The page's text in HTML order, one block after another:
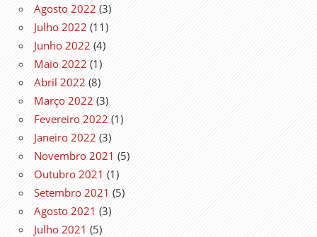
Agosto 2022 (3)
Julho 2022 (11)
Junho 2022 (4)
Maio 2022 (1)
Abril 2022 (8)
Março 2022 (3)
Fevereiro 2022 (1)
Janeiro 2022 (3)
Novembro 2021 (5)
Outubro 2021 (1)
Setembro 2021 (5)
Agosto 2021 (3)
Julho 2021 (5)